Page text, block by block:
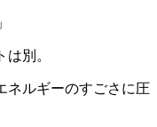
別。
ネルギーのすごさに圧